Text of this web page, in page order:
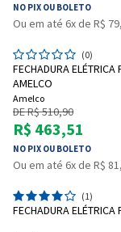
NO PIX OU BOLETO
Ou em até 6x de R$
(0)
FECHADURA ELÉTRICA
AMELCO
Amelco
DE R$ 510,90
R$ 463,51
NO PIX OU BOLETO
Ou em até 6x de R$
(1)
FECHADURA